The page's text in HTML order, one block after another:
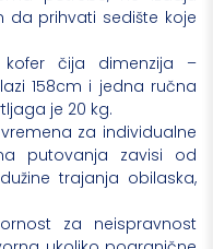
da prihvati sedište koje
kofer čija dimenzija –
158cm i jedna ručna
je 20 kg.
za individualne
putovanja zavisi od
trajanja obilaska,
za neispravnost